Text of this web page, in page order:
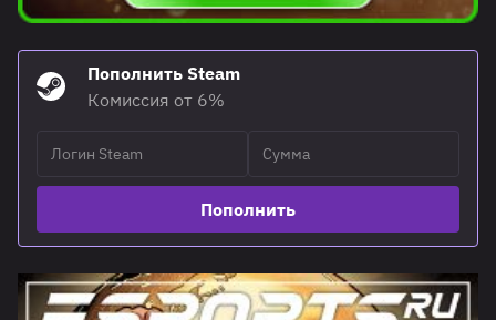
Пополнить Steam
Комиссия от 6%
Пополнить